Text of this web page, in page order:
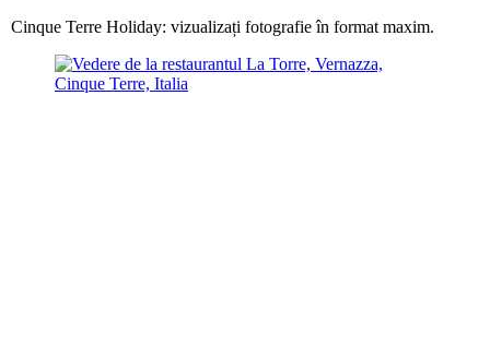
Cinque Terre Holiday: vizualizați fotografie în format maxim.